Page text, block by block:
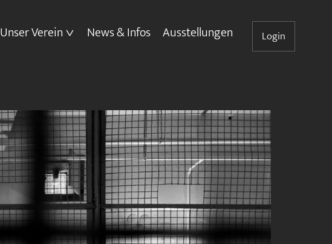
Unser Verein News & Infos Ausstellungen Login